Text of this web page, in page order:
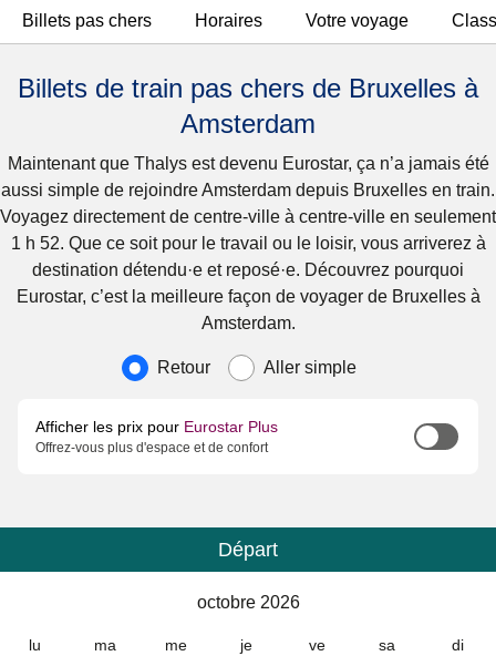
Billets pas chers Horaires Votre voyage
Billets de train pas chers de Bruxelles à
Amsterdam
Maintenant que Thalys est devenu Eurostar, ça n’a jamais été
aussi simple de rejoindre Amsterdam depuis Bruxelles en train.
Voyagez directement de centre-ville à centre-ville en seulement
1 h 52. Que ce soit pour le travail ou le loisir, vous arriverez à
destination détendu·e et reposé·e. Découvrez pourquoi
Eurostar, c’est la meilleure façon de voyager de Bruxelles à
Amsterdam.
Type de voyage
Retour Aller simple
Afficher les prix pour Eurostar Plus
Offrez-vous plus d'espace et de confort
Calendrier
Départ
octobre 2026
lu ma me je ve sa di